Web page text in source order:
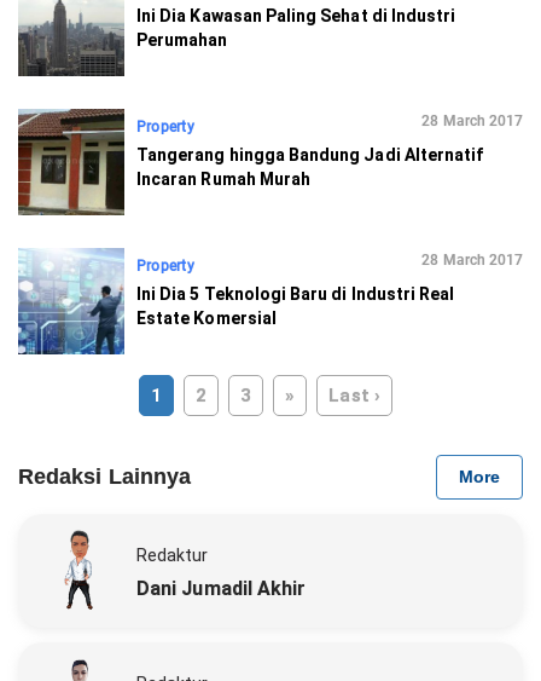
Ini Dia Kawasan Paling Sehat di Industri
Perumahan
Property 28 March 2017
Tangerang hingga Bandung Jadi Alternatif
Incaran Rumah Murah
Property 28 March 2017
Ini Dia 5 Teknologi Baru di Industri Real
Estate Komersial
1 2 3 » Last ›
Redaksi Lainnya More
Redaktur
Dani Jumadil Akhir